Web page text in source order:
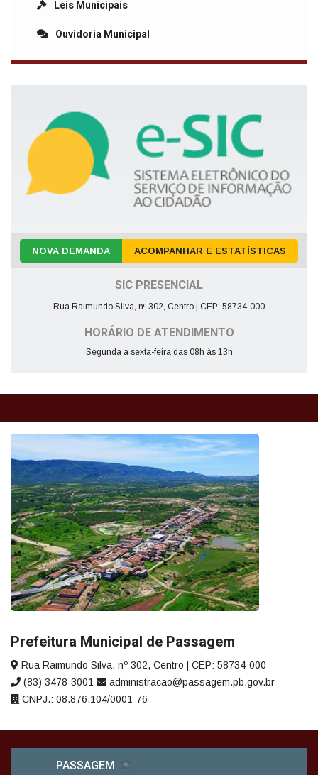
Leis Municipais
Ouvidoria Municipal
NOVA DEMANDA ACOMPANHAR E ESTATÍSTICAS
SIC PRESENCIAL
Rua Raimundo Silva, nº 302, Centro | CEP: 58734-000
HORÁRIO DE ATENDIMENTO
Segunda a sexta-feira das 08h às 13h
Prefeitura Municipal de Passagem
Rua Raimundo Silva, nº 302, Centro | CEP: 58734-000
(83) 3478-3001
administracao@passagem.pb.gov.br
CNPJ.: 08.876.104/0001-76